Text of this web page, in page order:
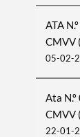
ATA
CMVV
05-02-
Ata
CMVV
22-01-